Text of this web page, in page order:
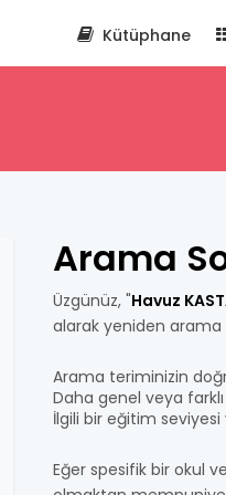
Kütüphane
Arama
Üzgünüz, "Havuz
alarak yeniden arama
Arama teriminizin
Daha genel veya
İlgili bir eğitim seviyesi
Eğer spesifik bir okul